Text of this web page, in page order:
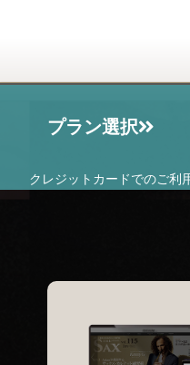
プラン選択
クレジットカードでのご利